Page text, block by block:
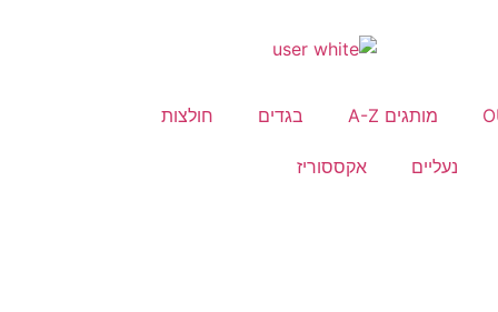
מותגים A-Z בגדים חולצות
נעליים אקססוריז